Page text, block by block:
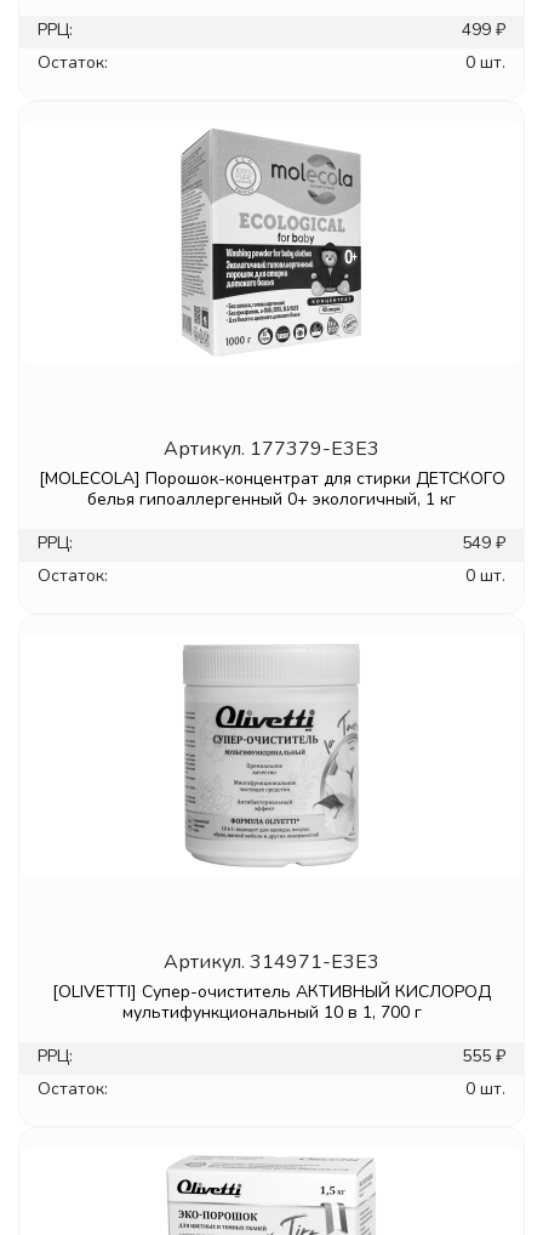
РРЦ:
499 ₽
Остаток:
0 шт.
Артикул. 177379-E3E3
[MOLECOLA] Порошок-концентрат для стирки ДЕТСКОГО
белья гипоаллергенный 0+ экологичный, 1 кг
РРЦ:
549 ₽
Остаток:
0 шт.
Артикул. 314971-E3E3
[OLIVETTI] Супер-очиститель АКТИВНЫЙ КИСЛОРОД
мультифункциональный 10 в 1, 700 г
РРЦ:
555 ₽
Остаток:
0 шт.